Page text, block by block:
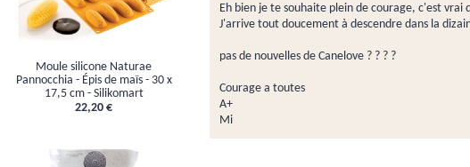
Moule silicone Naturae
Pannocchia - Épis de maïs - 30 x
17,5 cm - Silikomart
22,20 €
Eh bien je te souhaite plein de courage, c'est vrai
J'arrive tout doucement à descendre dans la
pas de nouvelles de Canelove ? ? ? ?
Courage a toutes
A+
Mi